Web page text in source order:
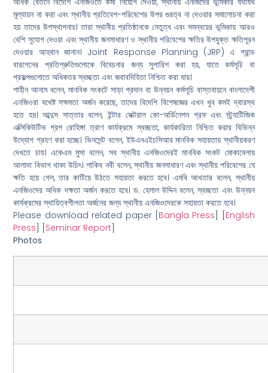
মূল্যায়ন না করা এবং স্থানীয় প্রতিবেশ-পরিবেশের উপর গুরত্ব না দেওয়ার সমালোচনা করা
হয় তাদের উপস্থাপনায়। তারা স্থানীয় প্রতিষ্ঠানকে নেতুত্ব এবং সমন্বয়ের ভূমিকায় আরও
বেশি সুযোগ দেওয়া এবং স্থানীয় জনসাধারণ ও স্থানীয় পরিবেশের ক্ষতির উপযুক্ত ক্ষতিপূরন
দেওয়ার আহবান জানান। Joint Response Planning (JRP) এ গ্রান্ড
বারগেনের প্রতিশ্রুতিগুলোকে বিবেচনার জন্য সুপারিশ করা হয়, যাতে কর্মসূচি বা
প্রকল্পগুলোতে অধিকতর স্বচ্ছতা এবং জবাবদিহিতা নিশ্চিত করা যায়।
শাহীন আনাম বলেন, মানবিক সংকটে সাড়া প্রদান বা উন্নয়ন কর্মসূচি বাস্তবায়নে বাংলাদেশী
এনজিওরা যথেষ্ট সক্ষমতা অর্জন করেছে, তাদের বিদেশি বিশেষজ্ঞের এখন খুব কমই দ্বারস্থ
হতে হয়। আব্দুস সাত্তার বলেন, ইন্টার সেক্টরাল কো-অর্ডিনেশন গ্রফ এবং স্ট্র্যাটিজিক
এক্সিকিউটিভ গ্রপ রোহিঙ্গা ত্রাণ কার্যক্রমে স্বচ্ছতা, কার্যকারিতা নিশ্চিত করার বিভিন্ন
উদ্যোগ গ্রহণ করা হচ্ছে। ভিনসেন্ট বলেন, ইউএনএইচসিআর মানবিক সহায়তায় স্থানীয়করণ
দেখতে চায়। একেএম মুসা বলেন, সব স্থানীয় এনজিওদেরই মানবিক সংকট মোকাবেলায়
আলাদা বিভাগ থাকা উচিৎ। শাকিব নবী বলেন, স্থানীয় জনসাধারণ এবং স্থানীয় পরিবেশের যে
ক্ষতি হয়ে গেল, তার কাটিয়ে উঠতে সহায়তা করতে হবে। এমবি আখতার বলেন, স্থানীয়
এনজিওদের অধিক দক্ষতা অর্জন করতে হবে। ড. হেলাল উদ্দিন বলেন, স্বচ্ছতা এবং উন্নয়ন
কার্যক্রমের স্থায়িত্বশীলতা অর্জনের জন্য স্থানীয় এনজিওদেরকে সহায়তা করতে হবে।
Please download related paper [ Bangla Press
English
Press
Seminar Report
Photos